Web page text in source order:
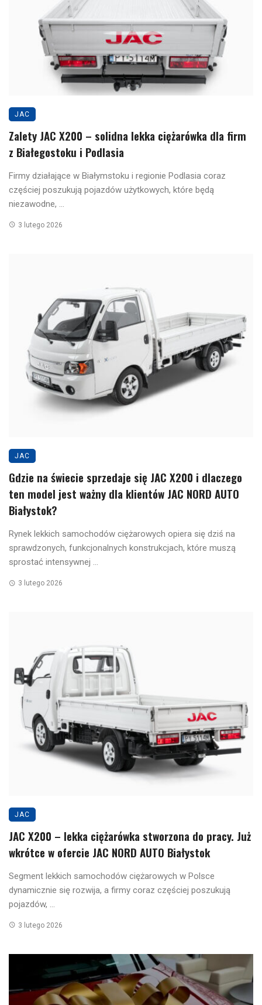
JAC
Zalety JAC X200 – solidna lekka ciężarówka dla firm
z Białegostoku i Podlasia
Firmy działające w Białymstoku i regionie Podlasia coraz
częściej poszukują pojazdów użytkowych, które będą
niezawodne, ...
3 lutego 2026
JAC
Gdzie na świecie sprzedaje się JAC X200 i dlaczego
ten model jest ważny dla klientów JAC NORD AUTO
Białystok?
Rynek lekkich samochodów ciężarowych opiera się dziś na
sprawdzonych, funkcjonalnych konstrukcjach, które muszą
sprostać intensywnej ...
3 lutego 2026
JAC
JAC X200 – lekka ciężarówka stworzona do pracy. Już
wkrótce w ofercie JAC NORD AUTO Białystok
Segment lekkich samochodów ciężarowych w Polsce
dynamicznie się rozwija, a firmy coraz częściej poszukują
pojazdów, ...
3 lutego 2026